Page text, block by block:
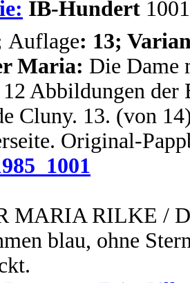
IB-Hundert
Auflage: 13;
Maria: Die Dame
Abbildungen
Cluny. 13. (von
Original-
MARIA RILKE /
blau, ohne